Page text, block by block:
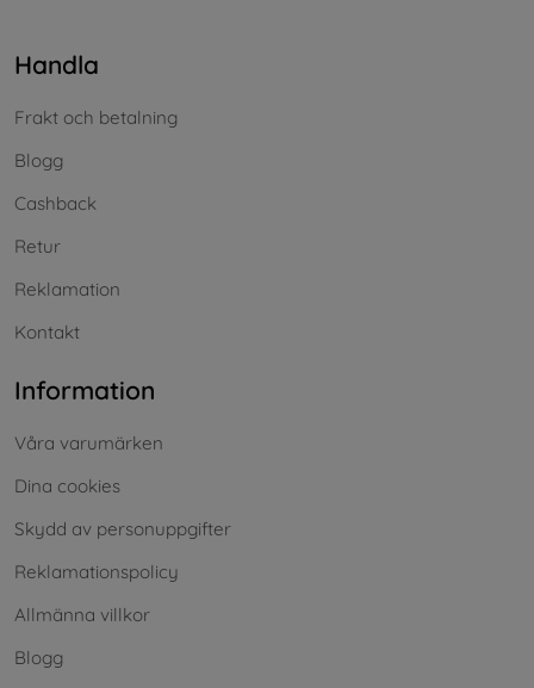
Handla
Frakt och betalning
Blogg
Cashback
Retur
Reklamation
Kontakt
Information
Våra varumärken
Dina cookies
Skydd av personuppgifter
Reklamationspolicy
Allmänna villkor
Blogg